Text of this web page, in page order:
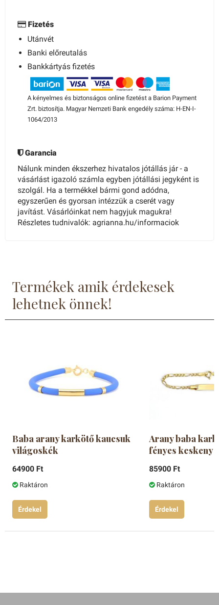
Fizetés
Utánvét
Banki előreutalás
Bankkártyás fizetés
A kényelmes és biztonságos online fizetést a Barion Payment
Zrt. biztosítja. Magyar Nemzeti Bank engedély száma: H-EN-I-
1064/2013
Garancia
Nálunk minden ékszerhez hivatalos jótállás jár - a
vásárlást igazoló számla egyben jótállási jegyként is
szolgál. Ha a termékkel bármi gond adódna,
egyszerűen és gyorsan intézzük a cserét vagy
javítást. Vásárlóinkat nem hagyjuk magukra!
Részletes tudnivalók: agrianna.hu/informaciok
Termékek amik érdekesek
lehetnek önnek!
Baba arany karkötő kaucsuk
világoskék
64900 Ft
Raktáron
Érdekel
Arany baba
fényes keskeny
85900 Ft
Raktáron
Érdekel